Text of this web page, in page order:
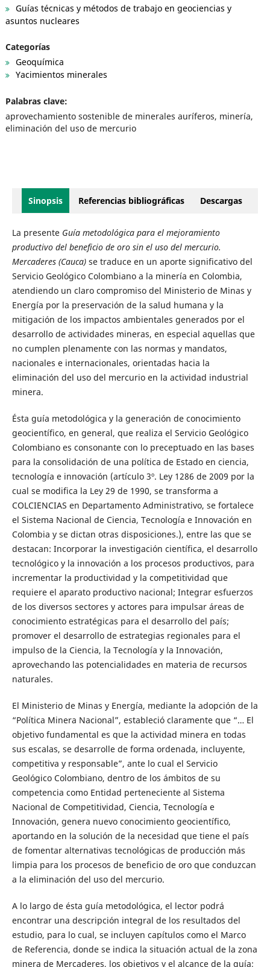
Guías técnicas y métodos de trabajo en geociencias y
asuntos nucleares
Categorías
Geoquímica
Yacimientos minerales
Palabras clave:
aprovechamiento sostenible de minerales auríferos, minería,
eliminación del uso de mercurio
Sinopsis Referencias bibliográficas Descargas
La presente Guía metodológica para el mejoramiento
productivo del beneficio de oro sin el uso del mercurio.
Mercaderes (Cauca)se traduce en un aporte significativo del
Servicio Geológico Colombiano a la minería en Colombia,
atendiendo un claro compromiso del Ministerio de Minas y
Energía por la preservación de la salud humana y la
mitigación de los impactos ambientales generados por el
desarrollo de actividades mineras, en especial aquellas que
no cumplen plenamente con las normas y mandatos,
nacionales e internacionales, orientadas hacia la
eliminación del uso del mercurio en la actividad industrial
minera.
Ésta guía metodológica y la generación de conocimiento
geocientífico, en general, que realiza el Servicio Geológico
Colombiano es consonante con lo preceptuado en las bases
para la consolidación de una política de Estado en ciencia,
tecnología e innovación (artículo 3º. Ley 1286 de 2009 por la
cual se modifica la Ley 29 de 1990, se transforma a
COLCIENCIAS en Departamento Administrativo, se fortalece
el Sistema Nacional de Ciencia, Tecnología e Innovación en
Colombia y se dictan otras disposiciones.), entre las que se
destacan: Incorporar la investigación científica, el desarrollo
tecnológico y la innovación a los procesos productivos, para
incrementar la productividad y la competitividad que
requiere el aparato productivo nacional; Integrar esfuerzos
de los diversos sectores y actores para impulsar áreas de
conocimiento estratégicas para el desarrollo del país;
promover el desarrollo de estrategias regionales para el
impulso de la Ciencia, la Tecnología y la Innovación,
aprovechando las potencialidades en materia de recursos
naturales.
El Ministerio de Minas y Energía, mediante la adopción de la
“Política Minera Nacional”, estableció claramente que “… El
objetivo fundamental es que la actividad minera en todas
sus escalas, se desarrolle de forma ordenada, incluyente,
competitiva y responsable”, ante lo cual el Servicio
Geológico Colombiano, dentro de los ámbitos de su
competencia como Entidad perteneciente al Sistema
Nacional de Competitividad, Ciencia, Tecnología e
Innovación, genera nuevo conocimiento geocientífico,
aportando en la solución de la necesidad que tiene el país
de fomentar alternativas tecnológicas de producción más
limpia para los procesos de beneficio de oro que conduzcan
a la eliminación del uso del mercurio.
A lo largo de ésta guía metodológica, el lector podrá
encontrar una descripción integral de los resultados del
estudio, para lo cual, se incluyen capítulos como el Marco
de Referencia, donde se indica la situación actual de la zona
minera de Mercaderes, los objetivos y el alcance de la guía;